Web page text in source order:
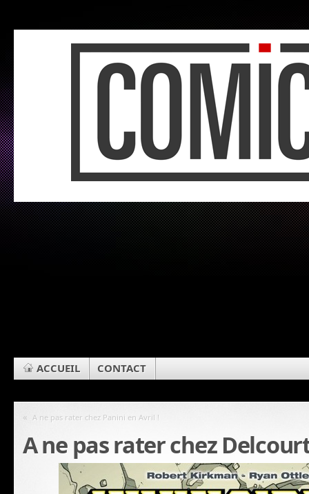
ACCUEIL CONTACT
« A ne pas rater chez Panini en Avril !
A ne pas rater chez